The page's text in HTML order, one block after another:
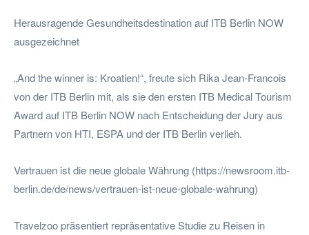
Herausragende Gesundheitsdestination auf ITB Berlin NOW
ausgezeichnet
„And the winner is: Kroatien!“, freute sich Rika Jean-Francois
von der ITB Berlin mit, als sie den ersten ITB Medical Tourism
Award auf ITB Berlin NOW nach Entscheidung der Jury aus
Partnern von HTI, ESPA und der ITB Berlin verlieh.
Vertrauen ist die neue globale Währung (https://newsroom.itb-
berlin.de/de/news/vertrauen-ist-neue-globale-wahrung)
Travelzoo präsentiert repräsentative Studie zu Reisen in